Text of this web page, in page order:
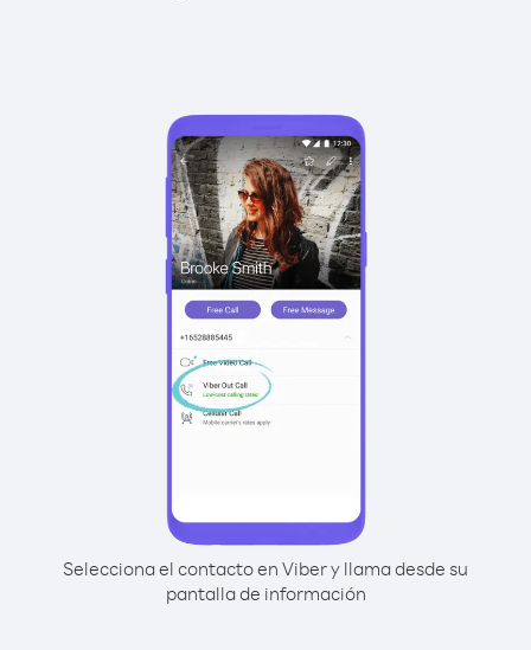
Selecciona el contacto en Viber y llama desde su
pantalla de información